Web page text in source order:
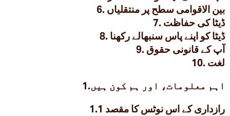
6. بین الاقوامی سطح پر منتقلیاں
7. ڈیٹا کی حفاظت
8. ڈیٹا کو اپنے پاس سنبھالے رکھنا
9. آپ کے قانونی حقوق
10. لغت
1.اہم معلومات، اور ہم کون ہیں
1.1 رازداری کے اس نوٹس کا مقصد